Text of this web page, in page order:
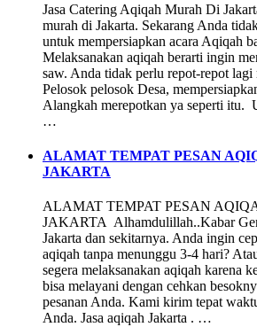
Jasa Catering Aqiqah Murah Di
murah di Jakarta. Sekarang Anda
untuk mempersiapkan acara Aqiqah
Melaksanakan aqiqah berarti ingin
saw. Anda tidak perlu repot-repot
Pelosok pelosok Desa,
Alangkah merepotkan ya seperti itu.
…
ALAMAT TEMPAT PESAN
JAKARTA
ALAMAT TEMPAT PESAN
JAKARTA Alhamdulillah..Kabar
Jakarta dan sekitarnya. Anda ingin
aqiqah tanpa menunggu 3-4 hari?
segera melaksanakan aqiqah karena
bisa melayani dengan cehkan
pesanan Anda. Kami kirim tepat
Anda. Jasa aqiqah Jakarta . …